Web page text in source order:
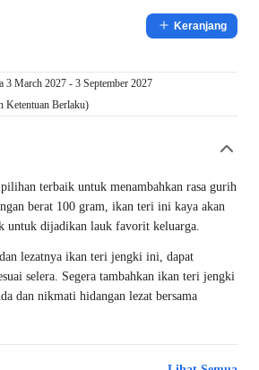
Keranjang
3 March 2027 - 3 September 2027
Ketentuan Berlaku)
terbaik untuk menambahkan rasa gurih
berat 100 gram, ikan teri ini kaya akan
untuk dijadikan lauk favorit keluarga.
dan lezatnya ikan teri jengki ini, dapat
selera. Segera tambahkan ikan teri jengki
dan nikmati hidangan lezat bersama